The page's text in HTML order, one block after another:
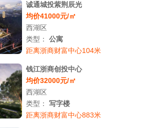
诚通城投紫荆辰光
均价41000元/㎡
西湖区
类型：公寓
距离浙商财富中心104米
钱江浙商创投中心
均价32000元/㎡
西湖区
类型：写字楼
距离浙商财富中心883米